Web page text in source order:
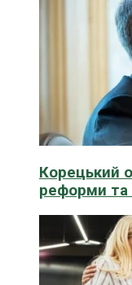
Корецький
реформи та